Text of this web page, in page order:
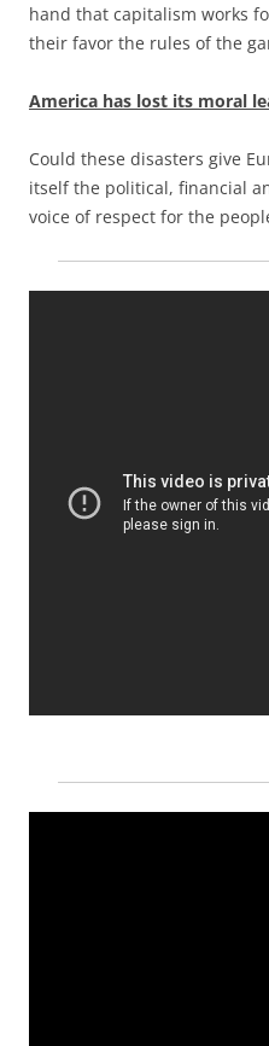
hand that capitalism works
their favor the rules of the
America has lost its moral
Could these disasters give
itself the political, financial
voice of respect for the